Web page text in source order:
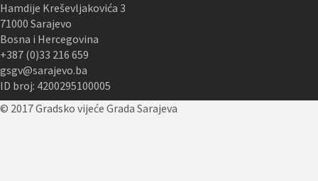
Hamdije Kreševljakovića 3
71000 Sarajevo
Bosna i Hercegovina
+387 (0)33 216 659
gsgv@sarajevo.ba
ID broj: 4200295100005
© 2017 Gradsko vijeće Grada Sarajeva